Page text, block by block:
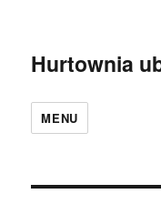
Hurtownia
MENU